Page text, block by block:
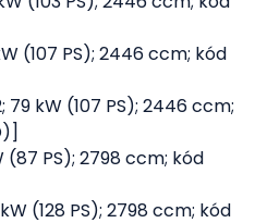
(107 PS); 2446 ccm; kód
kW (107 PS); 2446 ccm;
(87 PS); 2798 ccm; kód
(128 PS); 2798 ccm; kód